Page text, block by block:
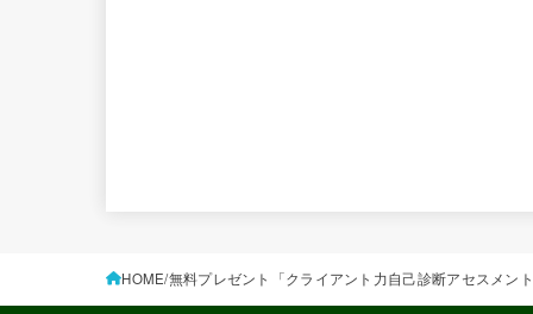
HOME 無料プレゼント「クライアント力自己診断アセスメン